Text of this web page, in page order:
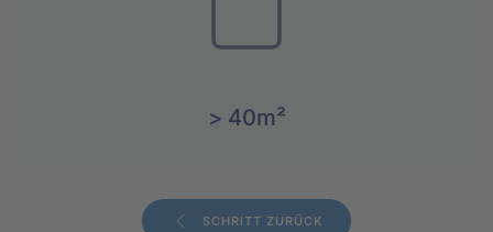
> 40m²
SCHRITT ZURÜCK